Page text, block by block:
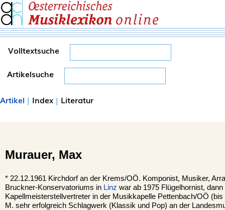
Volltextsuche
Artikelsuche
Artikel | Index | Literatur
Murauer, Max
* 22.12.1961 Kirchdorf an der Krems/OÖ. Komponist, Musiker,
Bruckner-Konservatoriums in Linz war ab 1975 Flügelhornist,
Kapellmeisterstellvertreter in der Musikkapelle Pettenbach/OÖ
M. sehr erfolgreich Schlagwerk (Klassik und Pop) an der